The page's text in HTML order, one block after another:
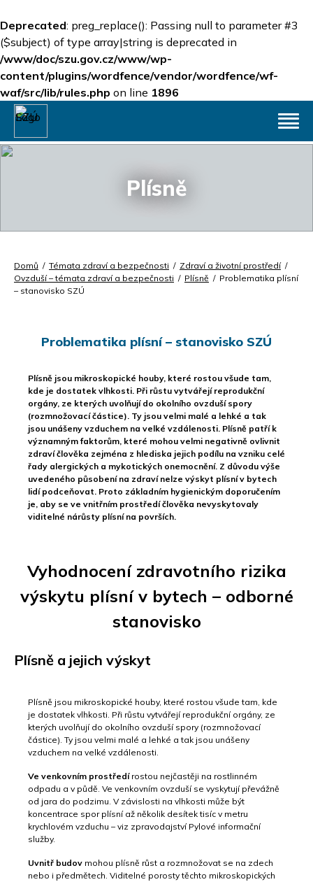
Deprecated: preg_replace(): Passing null to parameter #3
($subject) of type array|string is deprecated in
/www/doc/szu.gov.cz/www/wp-
content/plugins/wordfence/vendor/wordfence/wf-
waf/src/lib/rules.php on line 1896
Plísně
Domů / Témata zdraví a bezpečnosti / Zdraví a životní prostředí/
Ovzduší – témata zdraví a bezpečnosti / Plísně / Problematika plísní
– stanovisko SZÚ
Problematika plísní – stanovisko SZÚ
Plísně jsou mikroskopické houby, které rostou všude tam,
kde je dostatek vlhkosti. Při růstu vytvářejí reprodukční
orgány, ze kterých uvolňují do okolního ovzduší spory
(rozmnožovací částice). Ty jsou velmi malé a lehké a tak
jsou unášeny vzduchem na velké vzdálenosti. Plísně patří k
významným faktorům, které mohou velmi negativně ovlivnit
zdraví člověka zejména z hlediska jejich podílu na vzniku celé
řady alergických a mykotických onemocnění. Z důvodu výše
uvedeného působení na zdraví nelze výskyt plísní v bytech
lidí podceňovat. Proto základním hygienickým doporučením
je, aby se ve vnitřním prostředí člověka nevyskytovaly
viditelné nárůsty plísní na površích.
Vyhodnocení zdravotního rizika
výskytu plísní v bytech – odborné
stanovisko
Plísně a jejich výskyt
Plísně jsou mikroskopické houby, které rostou všude tam, kde
je dostatek vlhkosti. Při růstu vytvářejí reprodukční orgány, ze
kterých uvolňují do okolního ovzduší spory (rozmnožovací
částice). Ty jsou velmi malé a lehké a tak jsou unášeny
vzduchem na velké vzdálenosti.
Ve venkovním prostředírostou nejčastěji na rostlinném
odpadu a v půdě. Ve venkovním ovzduší se vyskytují převážně
od jara do podzimu. V závislosti na vlhkosti může být
koncentrace spor plísní až několik desítek tisíc v metru
krychlovém vzduchu – viz zpravodajství Pylové informační
služby.
Uvnitř budov mohou plísně růst a rozmnožovat se na zdech
nebo i předmětech. Viditelné porosty těchto mikroskopických